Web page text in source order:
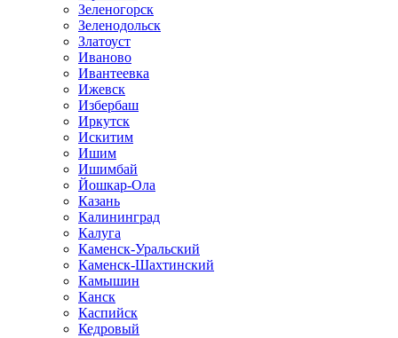
Зеленогорск
Зеленодольск
Златоуст
Иваново
Ивантеевка
Ижевск
Избербаш
Иркутск
Искитим
Ишим
Ишимбай
Йошкар-Ола
Казань
Калининград
Калуга
Каменск-Уральский
Каменск-Шахтинский
Камышин
Канск
Каспийск
Кедровый